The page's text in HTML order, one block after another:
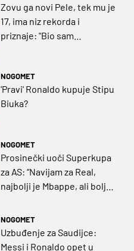
Zovu ga novi Pele, tek mu je
17, ima niz rekorda i
priznaje: "Bio sam
Benzemom"
NOGOMET
'Pravi' Ronaldo kupuje Stipu
Biuka?
NOGOMET
Prosinečki uoči Superkupa
za AS: “Navijam za Real,
najbolji je Mbappe, ali bolje
Ronaldo!”
NOGOMET
Uzbuđenje za Saudijce:
Messi i Ronaldo opet u